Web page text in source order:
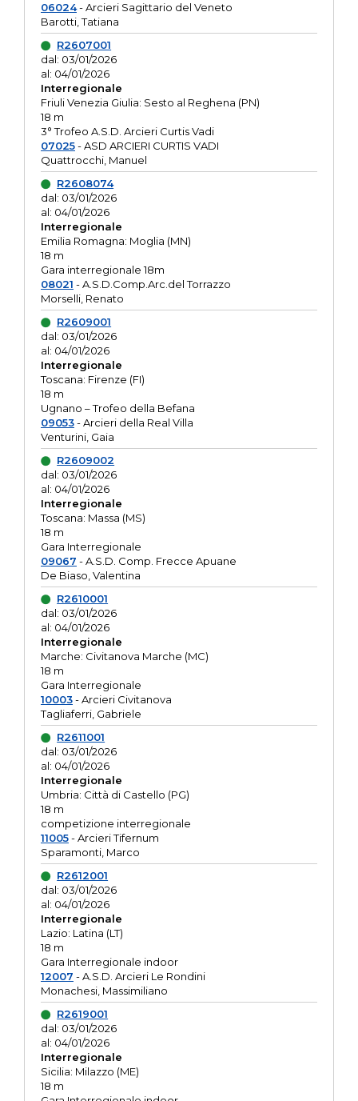
06024- Arcieri Sagittario del Veneto
Barotti, Tatiana
R2607001
dal: 03/01/2026
al: 04/01/2026
Interregionale
Friuli Venezia Giulia: Sesto al Reghena (PN)
18 m
3° Trofeo A.S.D. Arcieri Curtis Vadi
07025- ASD ARCIERI CURTIS VADI
Quattrocchi, Manuel
R2608074
dal: 03/01/2026
al: 04/01/2026
Interregionale
Emilia Romagna: Moglia (MN)
18 m
Gara interregionale 18m
08021 - A.S.D.Comp.Arc.del Torrazzo
Morselli, Renato
R2609001
dal: 03/01/2026
al: 04/01/2026
Interregionale
Toscana: Firenze (FI)
18 m
Ugnano – Trofeo della Befana
09053- Arcieri della Real Villa
Venturini, Gaia
R2609002
dal: 03/01/2026
al: 04/01/2026
Interregionale
Toscana: Massa (MS)
18 m
Gara Interregionale
09067 - A.S.D. Comp. Frecce Apuane
De Biaso, Valentina
R2610001
dal: 03/01/2026
al: 04/01/2026
Interregionale
Marche: Civitanova Marche (MC)
18 m
Gara Interregionale
10003- Arcieri Civitanova
Tagliaferri, Gabriele
R2611001
dal: 03/01/2026
al: 04/01/2026
Interregionale
Umbria: Città di Castello (PG)
18 m
competizione interregionale
11005- Arcieri Tifernum
Sparamonti, Marco
R2612001
dal: 03/01/2026
al: 04/01/2026
Interregionale
Lazio: Latina (LT)
18 m
Gara Interregionale indoor
12007 - A.S.D. Arcieri Le Rondini
Monachesi, Massimiliano
R2619001
dal: 03/01/2026
al: 04/01/2026
Interregionale
Sicilia: Milazzo (ME)
18 m